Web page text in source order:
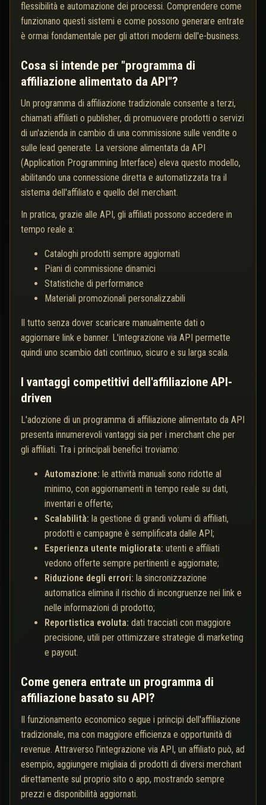
flessibilità e automazione dei processi. Comprendere come
funzionano questi sistemi e come possono generare entrate
è ormai fondamentale per gli attori moderni dell'e-business.
Cosa si intende per "programma di
affiliazione alimentato da API"?
Un programma di affiliazione tradizionale consente a terzi,
chiamati affiliati o publisher, di promuovere prodotti o servizi
di un'azienda in cambio di una commissione sulle vendite o
sulle lead generate. La versione alimentata da API
(Application Programming Interface) eleva questo modello,
abilitando una connessione diretta e automatizzata tra il
sistema dell'affiliato e quello del merchant.
In pratica, grazie alle API, gli affiliati possono accedere in
tempo reale a:
Cataloghi prodotti sempre aggiornati
Piani di commissione dinamici
Statistiche di performance
Materiali promozionali personalizzabili
Il tutto senza dover scaricare manualmente dati o
aggiornare link e banner. L'integrazione via API permette
quindi uno scambio dati continuo, sicuro e su larga scala.
I vantaggi competitivi dell'affiliazione API-
driven
L'adozione di un programma di affiliazione alimentato da API
presenta innumerevoli vantaggi sia per i merchant che per
gli affiliati. Tra i principali benefici troviamo:
Automazione: le attività manuali sono ridotte al
minimo, con aggiornamenti in tempo reale su dati,
inventari e offerte;
Scalabilità: la gestione di grandi volumi di affiliati,
prodotti e campagne è semplificata dalle API;
Esperienza utente migliorata: utenti e affiliati
vedono offerte sempre pertinenti e aggiornate;
Riduzione degli errori: la sincronizzazione
automatica elimina il rischio di incongruenze nei link e
nelle informazioni di prodotto;
Reportistica evoluta: dati tracciati con maggiore
precisione, utili per ottimizzare strategie di marketing
e payout.
Come genera entrate un programma di
affiliazione basato su API?
Il funzionamento economico segue i principi dell'affiliazione
tradizionale, ma con maggiore efficienza e opportunità di
revenue. Attraverso l'integrazione via API, un affiliato può, ad
esempio, aggiungere migliaia di prodotti di diversi merchant
direttamente sul proprio sito o app, mostrando sempre
prezzi e disponibilità aggiornati.